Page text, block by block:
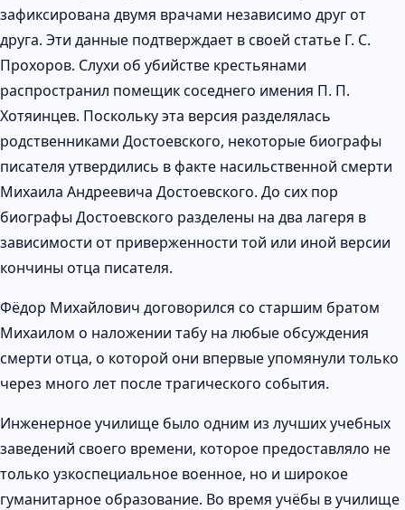
зафиксирована двумя врачами независимо друг от
друга. Эти данные подтверждает в своей статье Г. С.
Прохоров. Слухи об убийстве крестьянами
распространил помещик соседнего имения П. П.
Хотяинцев. Поскольку эта версия разделялась
родственниками Достоевского, некоторые биографы
писателя утвердились в факте насильственной смерти
Михаила Андреевича Достоевского. До сих пор
биографы Достоевского разделены на два лагеря в
зависимости от приверженности той или иной версии
кончины отца писателя.
Фёдор Михайлович договорился со старшим братом
Михаилом о наложении табу на любые обсуждения
смерти отца, о которой они впервые упомянули только
через много лет после трагического события.
Инженерное училище было одним из лучших учебных
заведений своего времени, которое предоставляло не
только узкоспециальное военное, но и широкое
гуманитарное образование. Во время учёбы в училище